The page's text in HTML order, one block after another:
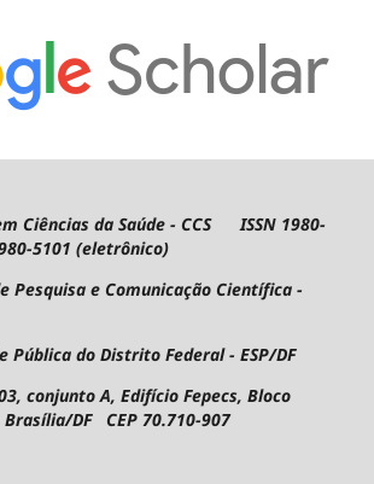
Ciências da Saúde - CCS ISSN 1980-
5101 (eletrônico)
Pesquisa e Comunicação Científica -
Pública do Distrito Federal - ESP/DF
conjunto A, Edifício Fepecs, Bloco
DF CEP 70.710-907